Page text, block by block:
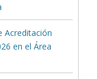
Acreditación
en el Área